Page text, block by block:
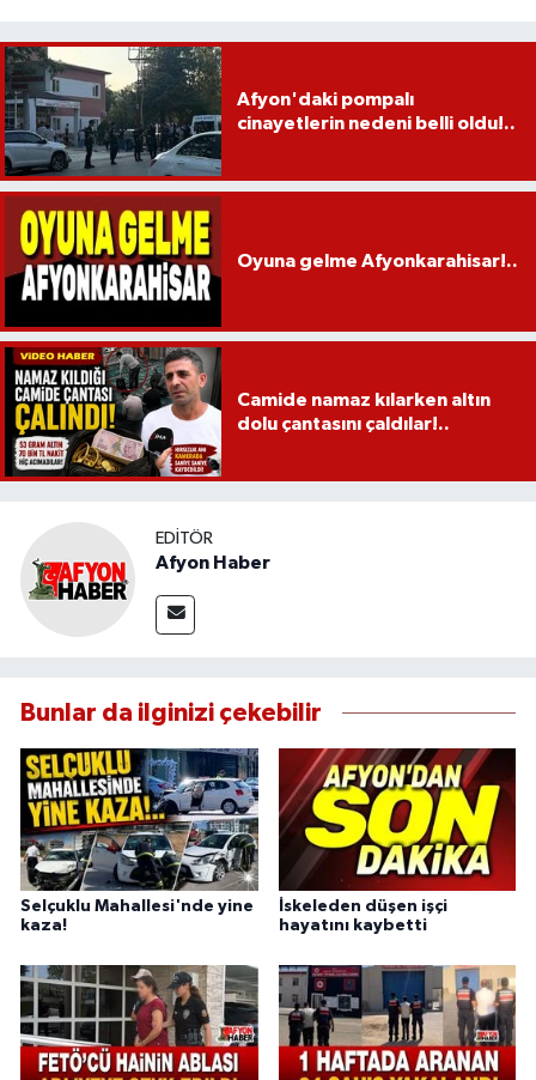
Afyon'daki pompalı
cinayetlerin nedeni belli oldu!..
Oyuna gelme Afyonkarahisar!..
Camide namaz kılarken altın
dolu çantasını çaldılar!..
EDITÖR
Afyon Haber
Bunlar da ilginizi çekebilir
Selçuklu Mahallesi'nde yine
kaza!
İskeleden düşen işçi
hayatını kaybetti